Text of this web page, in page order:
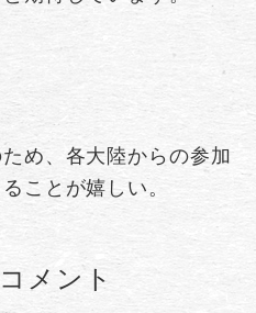
め、各大陸からの参加
ことが嬉しい。
メント